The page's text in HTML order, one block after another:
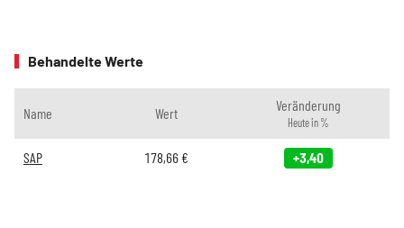
Behandelte Werte
Name Wert Veränderung
Heute in %
SAP 178,66 € +3,40